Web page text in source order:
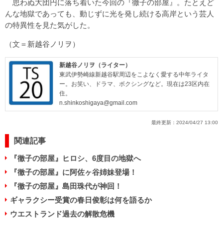
思わぬ大団円に落ち着いた今回の『徹子の部屋』。たとえど
んな地獄であっても、動じずに光を発し続ける高岸という芸人
の特異性を見た気がした。
（文＝新越谷ノリヲ）
新越谷ノリヲ（ライター）
東武伊勢崎線新越谷駅周辺をこよなく愛する中年ライタ
ー。お笑い、ドラマ、ボクシングなど。現在は23区内在
住。
n.shinkoshigaya@gmail.com
最終更新： 2024/04/27 13:00
関連記事
『徹子の部屋』ヒロシ、6度目の地獄へ
『徹子の部屋』に阿佐ヶ谷姉妹登場！
『徹子の部屋』島田珠代が神回！
ギャラクシー受賞の春日俊彰は何を語るか
ウエストランド過去の解散危機